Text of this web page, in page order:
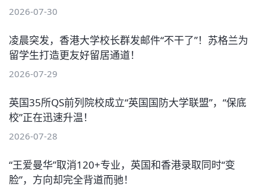
2026-07-30
凌晨突发，香港大学校长群发邮件“不干了”！苏格兰为
留学生打造更友好留居通道！
2026-07-29
英国35所QS前列院校成立“英国国防大学联盟”，“保底
校”正在迅速升温！
2026-07-28
“王爱曼华”取消120+专业，英国和香港录取同时“变
脸”，方向却完全背道而驰！